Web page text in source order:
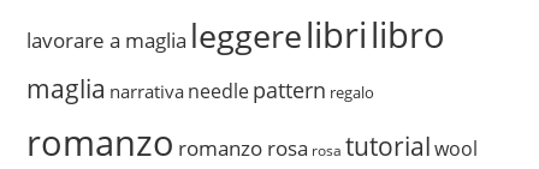
lavorare a maglia leggerelibrilibro
maglia narrativa needlepattern regalo
romanzo romanzo rosa rosa tutorial wool